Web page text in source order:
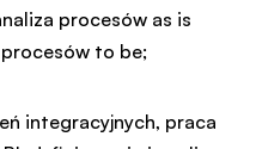
procesów as is
to be;
integracyjnych, praca